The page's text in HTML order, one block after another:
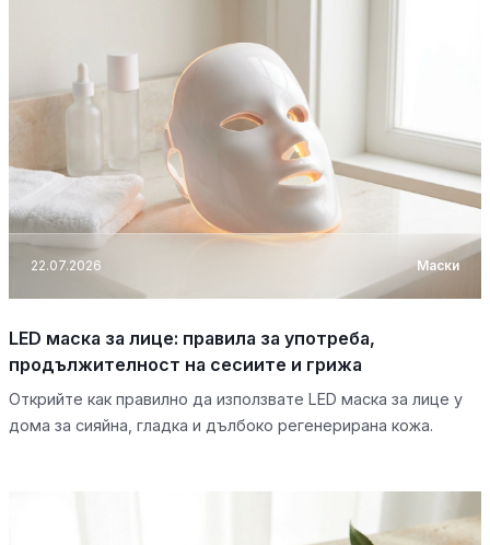
22.07.2026 Маски
LED маска за лице: правила за употреба,
продължителност на сесиите и грижа
Открийте как правилно да използвате LED маска за лице у
дома за сияйна, гладка и дълбоко регенерирана кожа.